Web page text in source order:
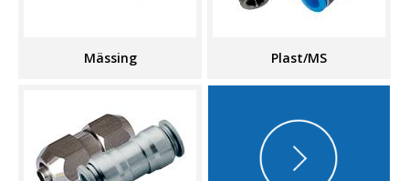
Mässing Plast/MS